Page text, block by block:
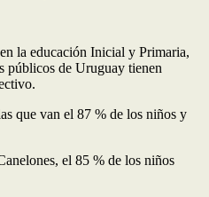
la educación Inicial y Primaria,
públicos de Uruguay tienen
que van el 87 % de los niños y
el 85 % de los niños